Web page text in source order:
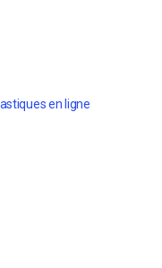
en ligne